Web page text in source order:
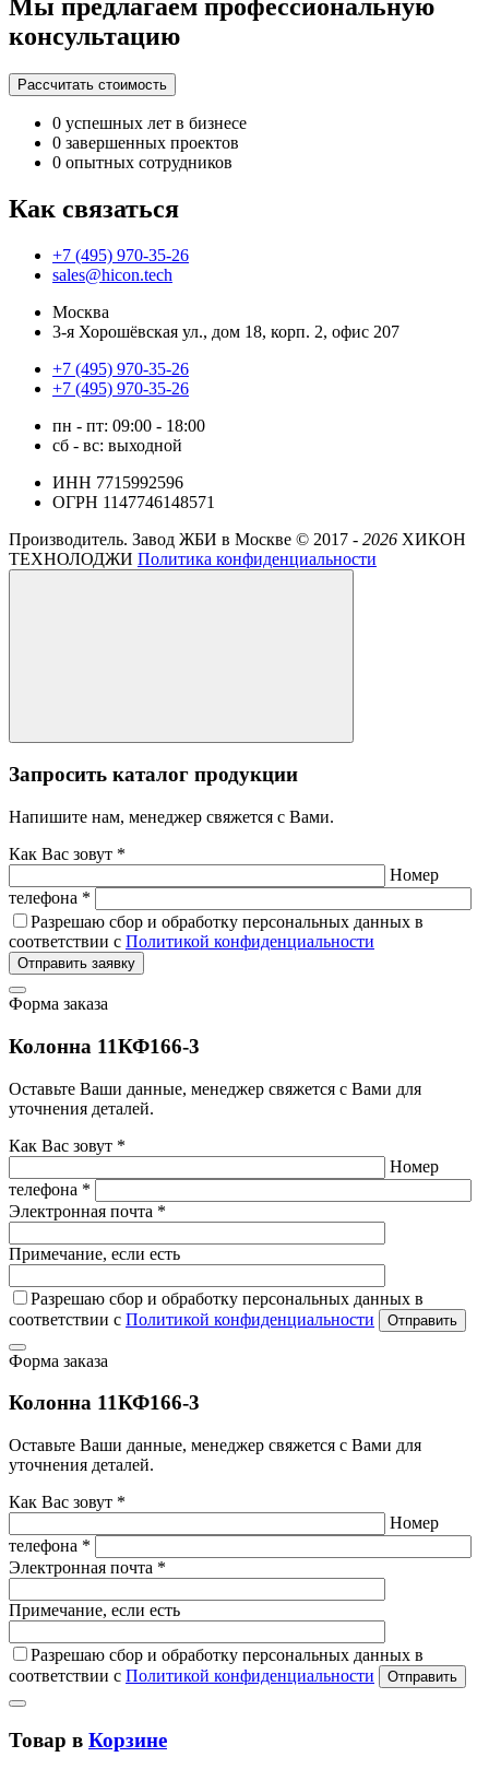
Мы предлагаем профессиональную
консультацию
Рассчитать стоимость
0 успешных лет в бизнесе
0 завершенных проектов
0 опытных сотрудников
Как связаться
+7 (495) 970-35-26
sales@hicon.tech
Москва
3-я Хорошёвская ул., дом 18, корп. 2, офис 207
+7 (495) 970-35-26
+7 (495) 970-35-26
пн - пт: 09:00 - 18:00
сб - вс: выходной
ИНН 7715992596
ОГРН 1147746148571
Производитель. Завод ЖБИ в Москве © 2017 - 2026 ХИКОН
ТЕХНОЛОДЖИ Политика конфиденциальности
Запросить каталог продукции
Напишите нам, менеджер свяжется с Вами.
Как Вас зовут *
Номер
телефона *
Разрешаю сбор и обработку персональных данных в
соответствии с Политикой конфиденциальности
Отправить заявку
Форма заказа
Колонна 11КФ166-3
Оставьте Ваши данные, менеджер свяжется с Вами для
уточнения деталей.
Как Вас зовут *
Номер
телефона *
Электронная почта *
Примечание, если есть
Разрешаю сбор и обработку персональных данных в
соответствии с Политикой конфиденциальности Отправить
Форма заказа
Колонна 11КФ166-3
Оставьте Ваши данные, менеджер свяжется с Вами для
уточнения деталей.
Как Вас зовут *
Номер
телефона *
Электронная почта *
Примечание, если есть
Разрешаю сбор и обработку персональных данных в
соответствии с Политикой конфиденциальности Отправить
Товар в Корзине